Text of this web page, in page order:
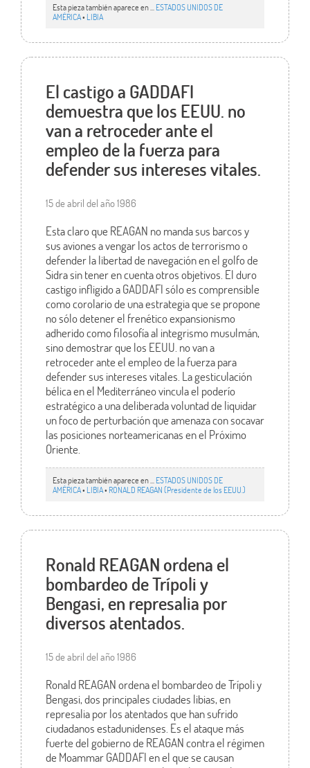
Esta pieza también aparece en ... ESTADOS UNIDOS DE
AMÉRICA• LIBIA
El castigo a GADDAFI
demuestra que los EEUU. no
van a retroceder ante el
empleo de la fuerza para
defender sus intereses vitales.
15 de abril del año 1986
Esta claro que REAGAN no manda sus barcos y
sus aviones a vengar los actos de terrorismo o
defender la libertad de navegación en el golfo de
Sidra sin tener en cuenta otros objetivos. El duro
castigo infligido a GADDAFI sólo es comprensible
como corolario de una estrategia que se propone
no sólo detener el frenético expansionismo
adherido como filosofía al integrismo musulmán,
sino demostrar que los EEUU. no van a
retroceder ante el empleo de la fuerza para
defender sus intereses vitales. La gesticulación
bélica en el Mediterráneo vincula el poderío
estratégico a una deliberada voluntad de liquidar
un foco de perturbación que amenaza con socavar
las posiciones norteamericanas en el Próximo
Oriente.
Esta pieza también aparece en ... ESTADOS UNIDOS DE
AMÉRICA• LIBIA• RONALD REAGAN (Presidente de los EEUU.)
Ronald REAGAN ordena el
bombardeo de Trípoli y
Bengasi, en represalia por
diversos atentados.
15 de abril del año 1986
Ronald REAGAN ordena el bombardeo de Trípoli y
Bengasi, dos principales ciudades libias, en
represalia por los atentados que han sufrido
ciudadanos estadunidenses. Es el ataque más
fuerte del gobierno de REAGAN contra el régimen
de Moammar GADDAFI en el que se causan